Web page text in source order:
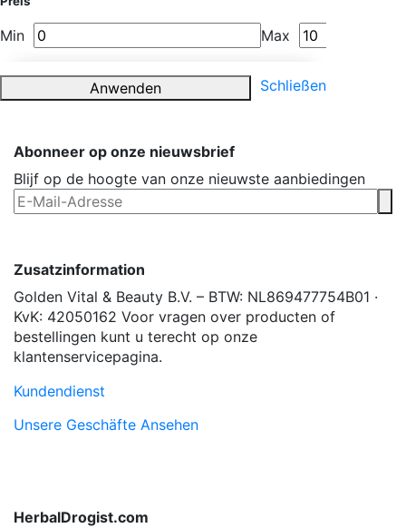
Min Max
Anwenden Schließen
Zusatzinformation
Golden Vital & Beauty B.V. – BTW: NL869477754B01 ·
KvK: 42050162 Voor vragen over producten of
bestellingen kunt u terecht op onze
klantenservicepagina.
Kundendienst
Unsere Geschäfte Ansehen
Abonneer op onze nieuwsbrief
Blijf op de hoogte van onze nieuwste aanbiedingen
HerbalDrogist.com